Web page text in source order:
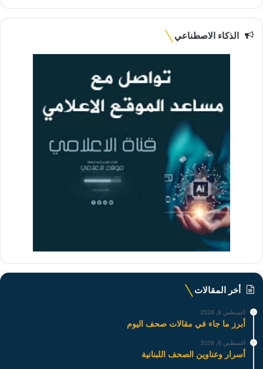
الذكاء الاصطناعي
أخر المقالات
أغسطس 6, 2026
أبرز ما جاء في مقالات صحف اليوم
أغسطس 6, 2026
أسرار وعناوين الصحف اللبنانية